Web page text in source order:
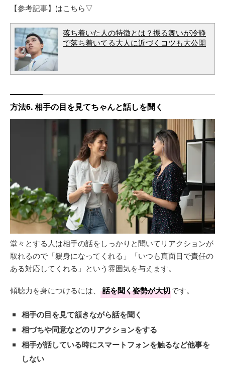
【参考記事】はこちら▽
落ち着いた人の特徴とは？振る舞いが冷静
で落ち着いてる大人に近づくコツも大公開
方法6. 相手の目を見てちゃんと話しを聞く
堂々とする人は相手の話をしっかりと聞いてリアクションが
取れるので「親身になってくれる」「いつも真面目で責任の
ある対応してくれる」という雰囲気を与えます。
傾聴力を身につけるには、 話を聞く姿勢が大切です。
相手の目を見て頷きながら話を聞く
相づちや同意などのリアクションをする
相手が話している時にスマートフォンを触るなど他事を
しない